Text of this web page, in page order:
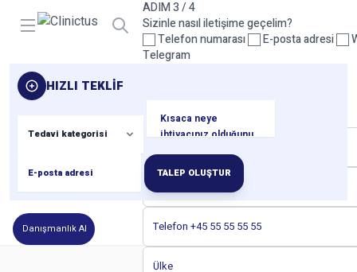
Open menu
ADIM 3 / 4
Sizinle nasıl iletişime geçelim?
Telefon numarası
E-posta adresi
Telegram
İletişim bilgileriniz
HIZLI TEKLIF
TALEP OLUŞTUR
Danışmanlık Al